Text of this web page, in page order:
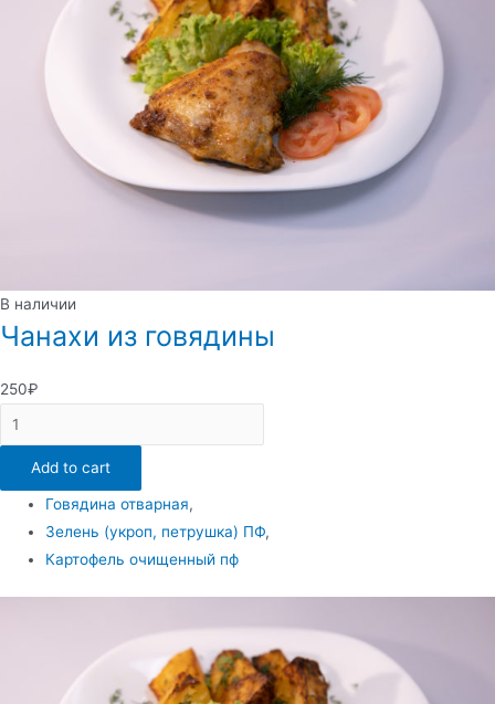
В наличии
Чанахи из говядины
250₽
Чанахи
из
говядины
quantity
Add to cart
Говядина отварная,
Зелень (укроп, петрушка) ПФ,
Картофель очищенный пф